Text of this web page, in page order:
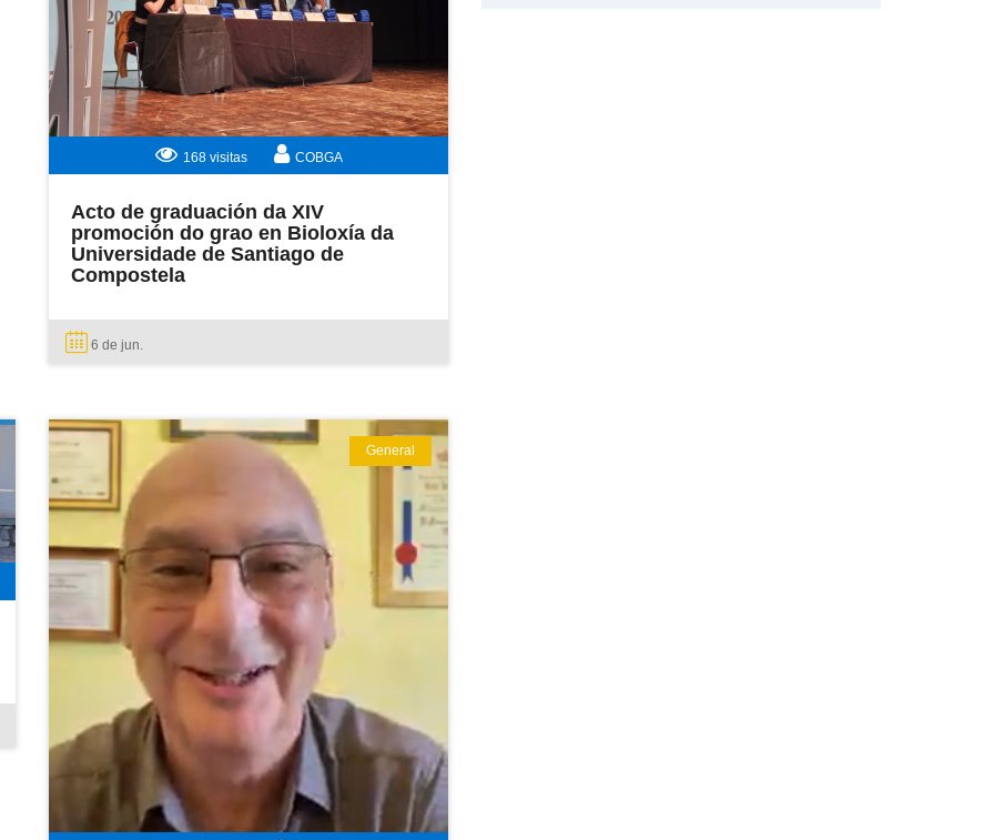
168 visitas COBGA
LEER MÁS
Acto de graduación da XIV
promoción do grao en Bioloxía da
Universidade de Santiago de
Compostela
6 de jun.
General
LEER MÁS